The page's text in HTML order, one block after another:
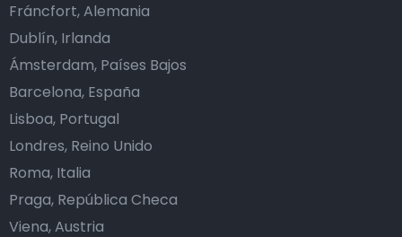
Fráncfort, Alemania
Dublín, Irlanda
Ámsterdam, Países Bajos
Barcelona, España
Lisboa, Portugal
Londres, Reino Unido
Roma, Italia
Praga, República Checa
Viena, Austria